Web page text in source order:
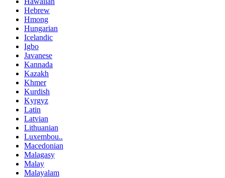
Hebrew
Hmong
Hungarian
Icelandic
Igbo
Javanese
Kannada
Kazakh
Khmer
Kurdish
Kyrgyz
Latin
Latvian
Lithuanian
Luxembou..
Macedonian
Malagasy
Malay
Malayalam